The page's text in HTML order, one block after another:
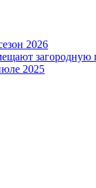
2026
загородную
2025